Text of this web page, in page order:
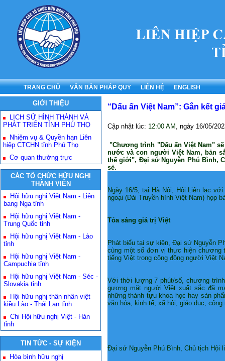
TRANG CHỦ VĂN BẢN PHÁP QUY LIÊN HỆ ENGLISH
GIỚI THIỆU
LỊCH SỬ HÌNH THÀNH VÀ
PHÁT TRIỂN TỈNH PHÚ THỌ
Nhiệm vụ & Quyền hạn Liên
hiệp CTCHN tỉnh Phú Thọ
Cơ quan thường trực
CÁC TỔ CHỨC HỮU NGHỊ
THÀNH VIÊN
Hội hữu nghị Việt Nam - Liên
bang Nga tỉnh
Hội hữu nghị Việt Nam -
Trung Quốc tỉnh
Hội hữu nghị Việt Nam - Lào
tỉnh
Hội hữu nghị Việt Nam -
Campuchia tỉnh
Hội hữu nghị Việt Nam - Séc -
Slovakia tỉnh
Hội hữu nghị thân nhân việt
kiều Lào - Thái Lan tỉnh
Chi Hội hữu nghị Việt - Hàn
tỉnh
TIN TỨC - SỰ KIỆN
Hòa bình hữu nghị
“Dấu ấn Việt Nam”: Gắn kết
Cập nhật lúc: 12:00 AM , ngày 16/05/
"Chương trình "Dấu ấn Việt Nam"
nước và con người Việt Nam, bản
thế giới", Đại sứ Nguyễn Phú Bình,
sẻ.
Ngày 16/5, tại Hà Nội, Hội Liên lạc
ngoại (Đài Truyền hình Việt Nam) họp
Tỏa sáng giá trị Việt
Phát biểu tại sự kiện, Đại sứ Nguyễn
cùng một số đơn vị thực hiện chương
tiếng Việt trong cộng đồng người Việt
Với thời lượng 7 phút/số, chương
gương mặt người Việt xuất sắc đã
những thành tựu khoa học hay sản
văn hóa, kinh tế, xã hội, giáo dục,
Đại sứ Nguyễn Phú Bình, Chủ tịch